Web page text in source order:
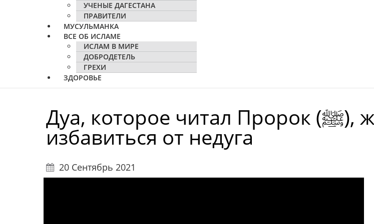
УЧЕНЫЕ ДАГЕСТАНА
ПРАВИТЕЛИ
МУСУЛЬМАНКА
ВСЕ ОБ ИСЛАМЕ
ИСЛАМ В МИРЕ
ДОБРОДЕТЕЛЬ
ГРЕХИ
ЗДОРОВЬЕ
Дуа, которое читал Пророк (ﷺ), желая
избавиться от недуга
20 Сентябрь 2021